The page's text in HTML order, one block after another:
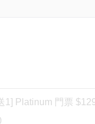
1] Platinum 門票